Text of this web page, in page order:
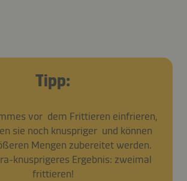
Tipp:
vor dem Frittieren einfrieren,
sie noch knuspriger und können
Mengen zubereitet werden.
knusprigeres Ergebnis: zweimal
frittieren!